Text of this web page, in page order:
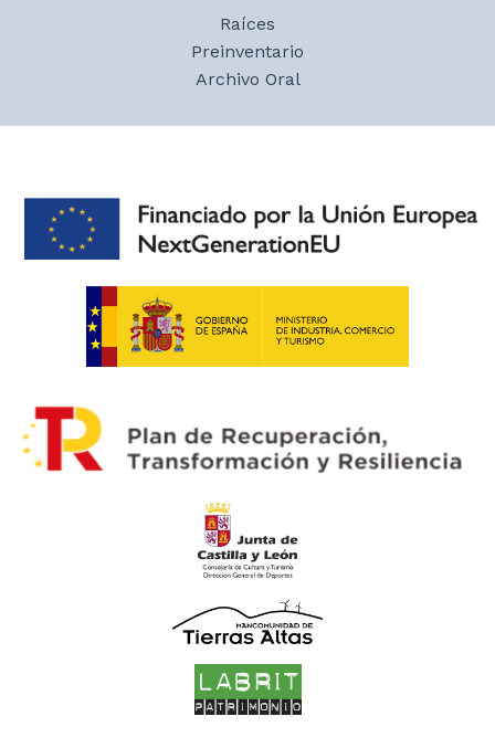
por los bajos, porque antaño tenían animales
en las cuadras y actualmente las han
habilitado como vivienda. En casa tenían
casa de la familia, tenían los cerdos. Los
pero no utilizaban trigo por su escasez
durante la Posguerra.
Raíces
Preinventario
Archivo Oral